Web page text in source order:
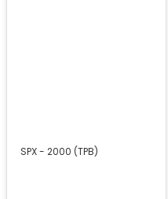
SPX - 2000 (TPB)